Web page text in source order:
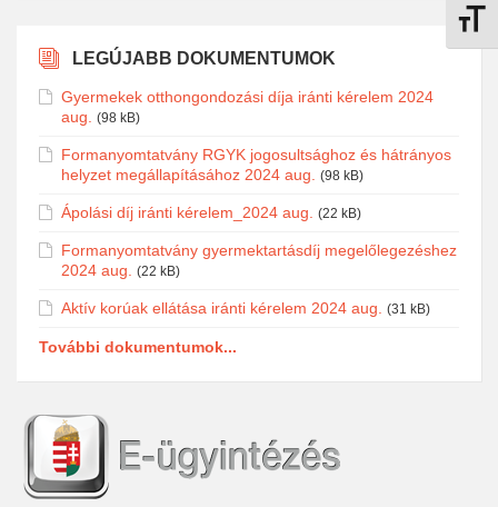
LEGÚJABB DOKUMENTUMOK
Gyermekek otthongondozási díja iránti kérelem 2024
aug. (98 kB)
Formanyomtatvány RGYK jogosultsághoz és hátrányos
helyzet megállapításához 2024 aug. (98 kB)
Ápolási díj iránti kérelem_2024 aug. (22 kB)
Formanyomtatvány gyermektartásdíj megelőlegezéshez
2024 aug. (22 kB)
Aktív korúak ellátása iránti kérelem 2024 aug. (31 kB)
További dokumentumok...